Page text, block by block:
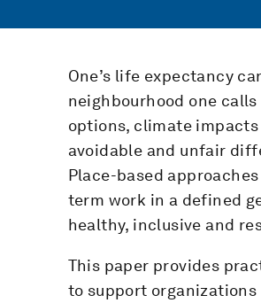
One’s life expectancy
neighbourhood one
options, climate
avoidable and unfair
Place-based
term work in a defined
healthy, inclusive and
This paper provides
to support